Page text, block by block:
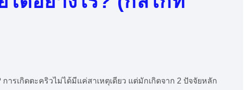
ารเกิดตะคริวไม่ได้มีแค่สาเหตุเดียว แต่มักเกิดจาก 2 ปัจจัยหลัก